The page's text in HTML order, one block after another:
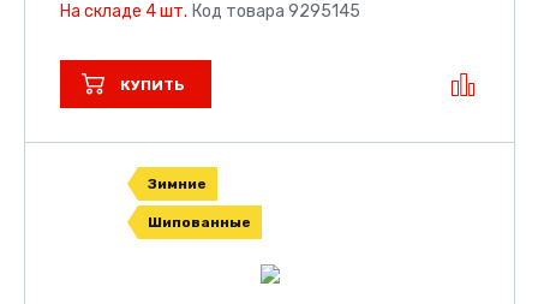
На складе 4 шт. Код товара 9295145
КУПИТЬ
Зимние
Шипованные